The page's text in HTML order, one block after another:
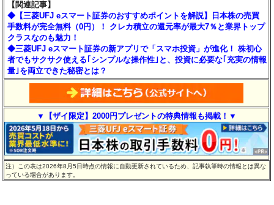
【関連記事】
◆【三菱UFJ eスマート証券のおすすめポイントを解説】日本株の売買
手数料が完全無料（0円）！ クレカ積立の還元率が最大7％と業界トップ
クラスなのも魅力！
◆三菱UFJ eスマート証券の新アプリで「スマホ投資」が進化！ 株初心
者でもサクサク使える｢シンプルな操作性｣と、投資に必要な｢充実の情報
量｣を両立できた秘密とは？
▼【ザイ限定】2000円プレゼントの特典情報も掲載！▼
注）この表は2026年8月5日時点の情報に自動更新されているため、記事執筆時の情報とは異な
っている場合があります。